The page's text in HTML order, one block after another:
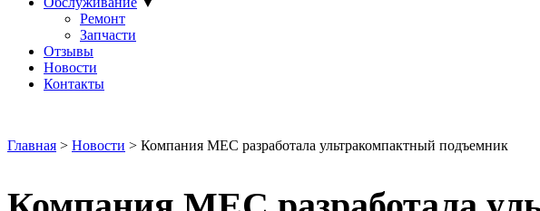
Ремонт
Запчасти
Отзывы
Новости
Контакты
Главная > Новости > Компания MEC разработала ультракомпактный подъемник